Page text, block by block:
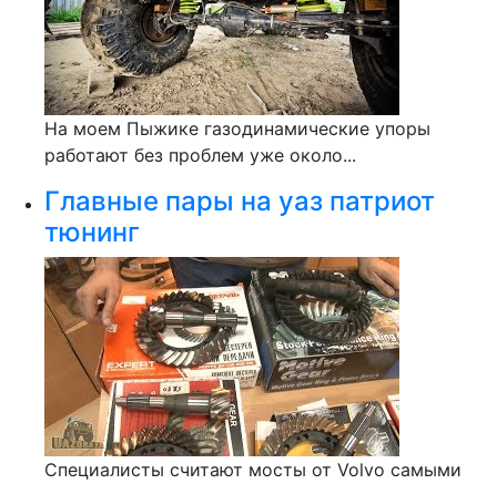
На моем Пыжике газодинамические упоры
работают без проблем уже около...
Главные пары на уаз патриот
тюнинг
Специалисты считают мосты от Volvo самыми